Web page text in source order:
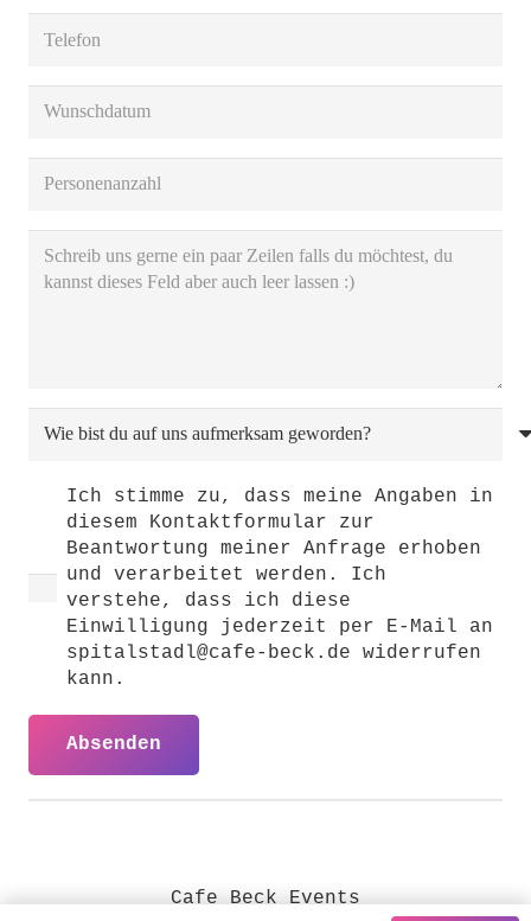
Ich stimme zu, dass meine Angaben in
diesem Kontaktformular zur
Beantwortung meiner Anfrage erhoben
und verarbeitet werden. Ich
verstehe, dass ich diese
Einwilligung jederzeit per E-Mail an
spitalstadl@cafe-beck.de widerrufen
kann.
Absenden
Cafe Beck Events